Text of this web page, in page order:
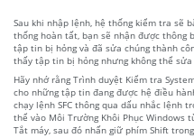
Sau khi nhập lệnh, hệ thống kiểm tra sẽ
thống hoàn tất, bạn sẽ nhận được thông
tập tin bị hỏng và đã sửa chúng thành
thấy tập tin bị hỏng nhưng không thể sửa
Hãy nhớ rằng Trình duyệt Kiểm tra
cho những tập tin đang được hệ điều
chạy lệnh SFC thông qua dấu nhắc lệnh
thể vào Môi Trường Khôi Phục Windows
Tắt máy, sau đó nhấn giữ phím Shift